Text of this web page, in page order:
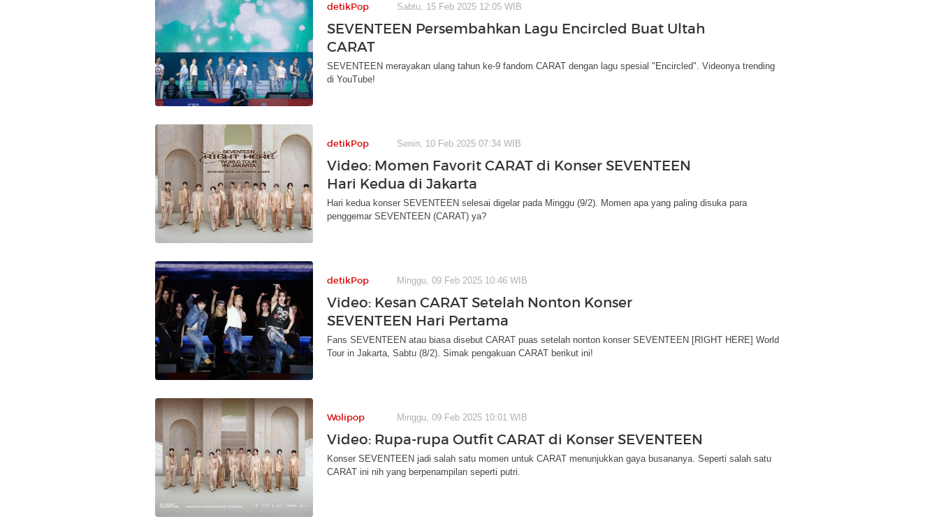
detikPop Sabtu, 15 Feb 2025 12:05 WIB
SEVENTEEN Persembahkan Lagu Encircled Buat Ultah
CARAT
SEVENTEEN merayakan ulang tahun ke-9 fandom CARAT dengan lagu spesial "Encircled". Videonya trending
di YouTube!
detikPop Senin, 10 Feb 2025 07:34 WIB
Video: Momen Favorit CARAT di Konser SEVENTEEN
Hari Kedua di Jakarta
Hari kedua konser SEVENTEEN selesai digelar pada Minggu (9/2). Momen apa yang paling disuka para
penggemar SEVENTEEN (CARAT) ya?
detikPop Minggu, 09 Feb 2025 10:46 WIB
Video: Kesan CARAT Setelah Nonton Konser
SEVENTEEN Hari Pertama
Fans SEVENTEEN atau biasa disebut CARAT puas setelah nonton konser SEVENTEEN [RIGHT HERE] World
Tour in Jakarta, Sabtu (8/2). Simak pengakuan CARAT berikut ini!
Wolipop Minggu, 09 Feb 2025 10:01 WIB
Video: Rupa-rupa Outfit CARAT di Konser SEVENTEEN
Konser SEVENTEEN jadi salah satu momen untuk CARAT menunjukkan gaya busananya. Seperti salah satu
CARAT ini nih yang berpenampilan seperti putri.